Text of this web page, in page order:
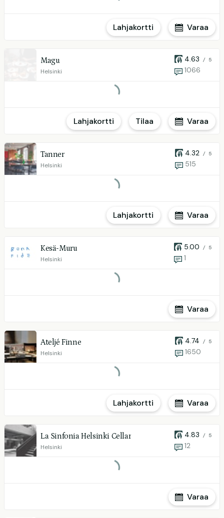
Varaa
Lahjakortti
Magu
Helsinki
4.63 / 5
1066
Varaa
Tilaa
Lahjakortti
Tanner
Helsinki
4.32 / 5
515
Varaa
Lahjakortti
Kesä-Muru
Helsinki
5.00 / 5
1
Varaa
Ateljé Finne
Helsinki
4.74 / 5
1650
Varaa
Lahjakortti
La Sinfonia Helsinki Cellar
Helsinki
4.83 / 5
12
Varaa